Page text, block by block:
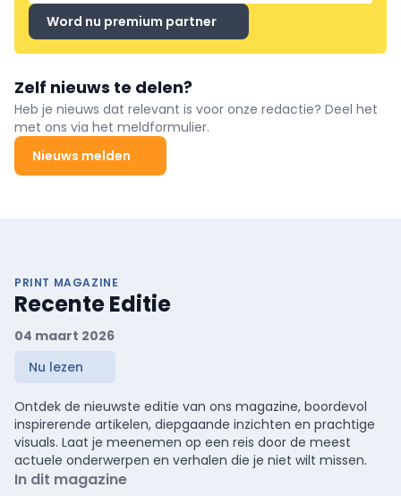
Word nu premium partner
Zelf nieuws te delen?
Heb je nieuws dat relevant is voor onze redactie? Deel het
met ons via het meldformulier.
Nieuws melden
PRINT MAGAZINE
Recente Editie
04 maart 2026
Nu lezen
Ontdek de nieuwste editie van ons magazine, boordevol
inspirerende artikelen, diepgaande inzichten en prachtige
visuals. Laat je meenemen op een reis door de meest
actuele onderwerpen en verhalen die je niet wilt missen.
In dit magazine